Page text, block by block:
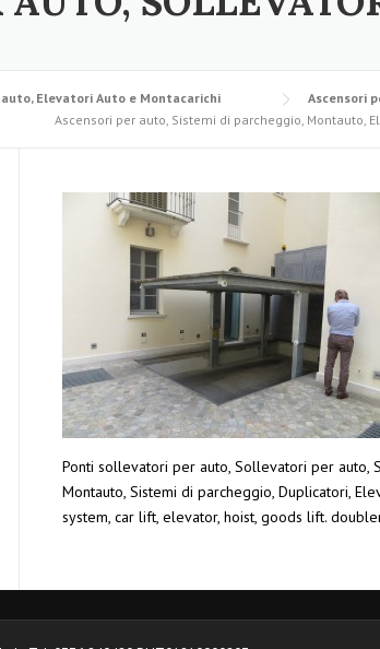
Elevatori Auto e Montacarichi Ascensori
Ascensori per auto, Sistemi di parcheggio, Montauto,
Ponti sollevatori per auto, Sollevatori per auto,
Montauto, Sistemi di parcheggio, Duplicatori,
system, car lift, elevator, hoist, goods lift.